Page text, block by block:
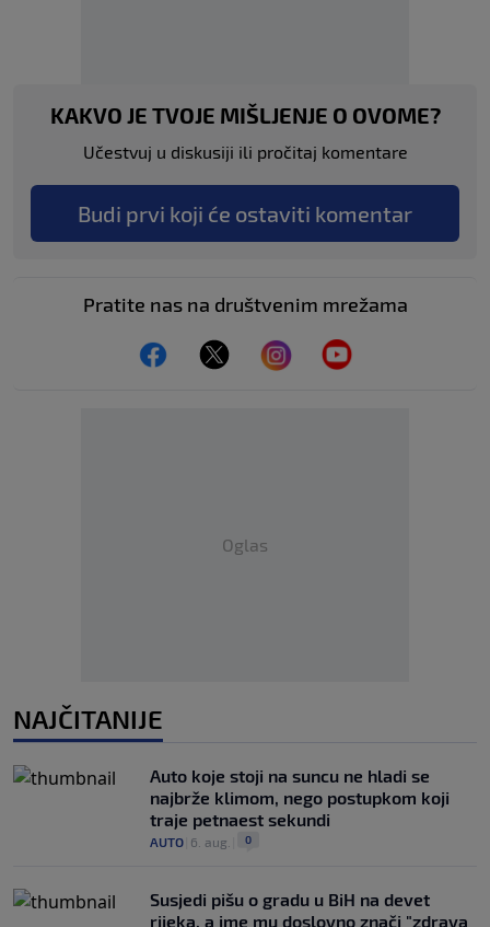
KAKVO JE TVOJE MIŠLJENJE O OVOME?
Učestvuj u diskusiji ili pročitaj komentare
Budi prvi koji će ostaviti komentar
Pratite nas na društvenim mrežama
Oglas
NAJČITANIJE
Auto koje stoji na suncu ne hladi se
najbrže klimom, nego postupkom koji
traje petnaest sekundi
AUTO 6. aug. 0
Susjedi pišu o gradu u BiH na devet
rijeka, a ime mu doslovno znači "zdrava